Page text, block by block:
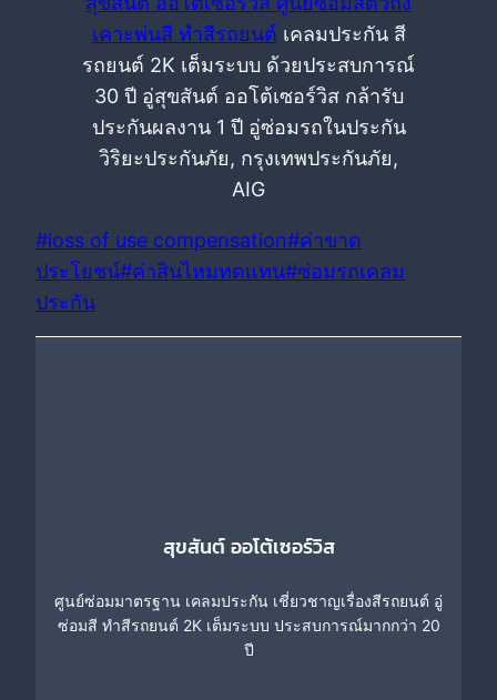
เคาะพ่นสี ทำสีรถยนต์ เคลมประกัน สี
รถยนต์ 2K เต็มระบบ ด้วยประสบการณ์
30 ปี อู่สุขสันต์ ออโต้เซอร์วิส กล้ารับ
ประกันผลงาน 1 ปี อู่ซ่อมรถในประกัน
วิริยะประกันภัย, กรุงเทพประกันภัย,
AIG
Post
Tags:
#loss of use compensation#ค่าขาด
ประโยชน์#ค่าสินไหมทดแทน#ซ่อมรถเคลม
ประกัน
สุขสันต์ ออโต้เซอร์วิส
ศูนย์ซ่อมมาตรฐาน เคลมประกัน เชี่ยวชาญเรื่องสีรถยนต์ อู่
ซ่อมสี ทำสีรถยนต์ 2K เต็มระบบ ประสบการณ์มากกว่า 20
ปี